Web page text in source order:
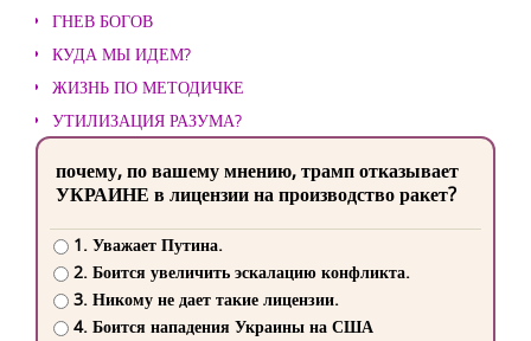
ГНЕВ БОГОВ
КУДА МЫ ИДЕМ?
ЖИЗНЬ ПО МЕТОДИЧКЕ
УТИЛИЗАЦИЯ РАЗУМА?
почему, по вашему мнению, трамп отказывает
УКРАИНЕ в лицензии на производство ракет?
1. Уважает Путина.
2. Боится увеличить эскалацию конфликта.
3. Никому не дает такие лицензии.
4. Боится нападения Украины на США